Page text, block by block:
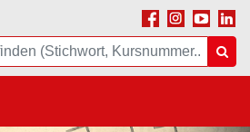
Facebook
Instagram
Youtube